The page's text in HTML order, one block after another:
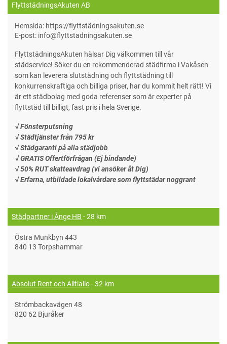
FlyttstädningsAkuten AB
Hemsida: https://flyttstädningsakuten.se
E-post: info@flyttstadningsakuten.se
FlyttstädningsAkuten hälsar Dig välkommen till vår
städservice! Söker du en rekommenderad städfirma i Vakåsen
som kan leverera slutstädning och flyttstädning till
konkurrenskraftiga och billiga priser, har du kommit helt rätt! Vi
är ett städbolag med goda referenser som är experter på
flyttstäd till billigt, fast pris i hela Sverige.
√ Fönsterputsning
√ Städtjänster från 795 kr
√ Städgaranti på alla städjobb
√ GRATIS Offertförfrågan (Ej bindande)
√ 50% RUT skatteavdrag (vi ansöker åt Dig)
√ Erfarna, utbildade lokalvårdare som flyttstädar noggrant
Städpartner i Ånge HB - 28 km
Östra Munkbyn 443
840 13 Torpshammar
Absolut Rent och Alltiallo- 32 km
Strömbackavägen 48
820 62 Bjuråker